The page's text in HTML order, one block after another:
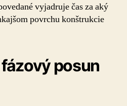
vyjadruje čas za aký
povrchu konštrukcie
posun